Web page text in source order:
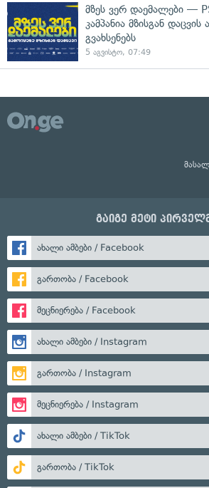
მზეს ვერ დაემალები —
კამპანია მზისგან
გვახსენებს
5 აგვისტო, 07:49
გაიგე მეტი
ახალი ამბები / Facebook
გართობა / Facebook
მეცნიერება / Facebook
ახალი ამბები / Instagram
გართობა / Instagram
მეცნიერება / Instagram
ახალი ამბები / TikTok
გართობა / TikTok